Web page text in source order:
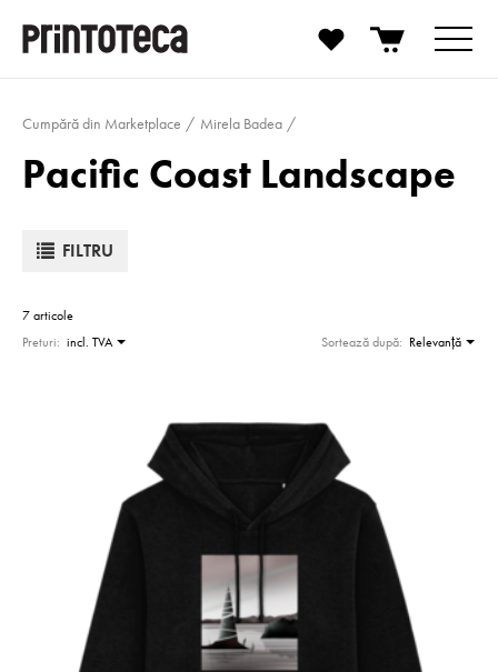
Cumpără din Marketplace Mirela Badea
Pacific Coast Landscape
FILTRU
7 articole
Preturi: incl. TVA Sortează după: Relevanţă